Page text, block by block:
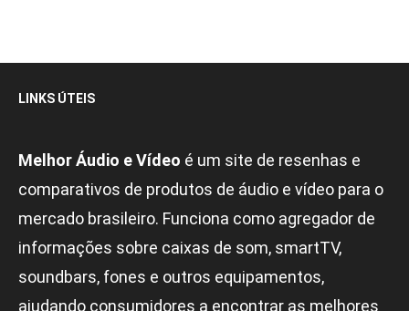
LINKS ÚTEIS
Melhor Áudio e Vídeo é um site de resenhas e
comparativos de produtos de áudio e vídeo para o
mercado brasileiro. Funciona como agregador de
informações sobre caixas de som, smartTV,
soundbars, fones e outros equipamentos,
ajudando consumidores a encontrar as melhores